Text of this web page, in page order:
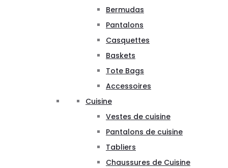
Bermudas
Pantalons
Casquettes
Baskets
Tote Bags
Accessoires
Cuisine
Vestes de cuisine
Pantalons de cuisine
Tabliers
Chaussures de Cuisine